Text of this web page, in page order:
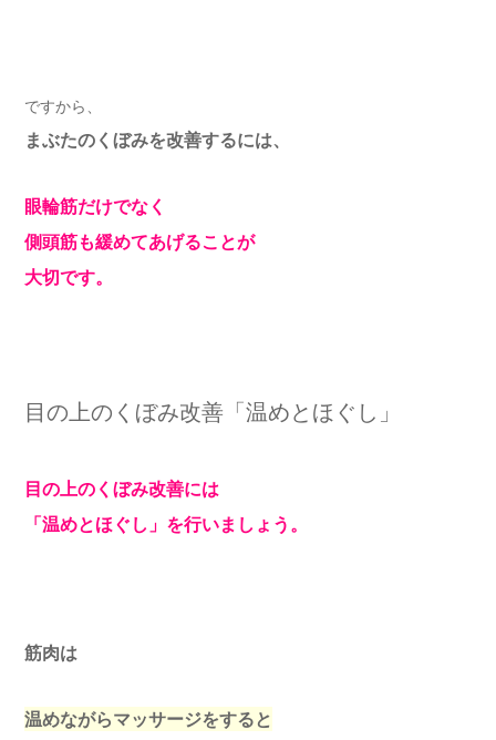
ですから、
まぶたのくぼみを改善するには、
眼輪筋だけでなく
側頭筋も緩めてあげることが
大切です。
目の上のくぼみ改善「温めとほぐし」
目の上のくぼみ改善には
「温めとほぐし」を行いましょう。
筋肉は
温めながらマッサージをすると